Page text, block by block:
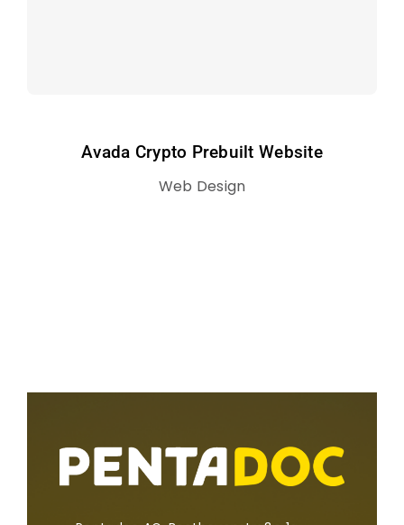
Avada Crypto Prebuilt Website
Web Design